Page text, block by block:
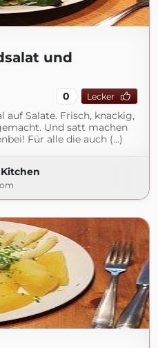
und
0 Lecker
Salate. Frisch, knackig,
Und satt machen
Für alle die auch (...)
Kitchen